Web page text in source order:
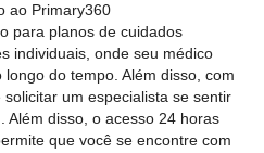
ao Primary360
para planos de cuidados
individuais, onde seu médico
do tempo. Além disso, com
um especialista se sentir
Além disso, o acesso 24 horas
que você se encontre com